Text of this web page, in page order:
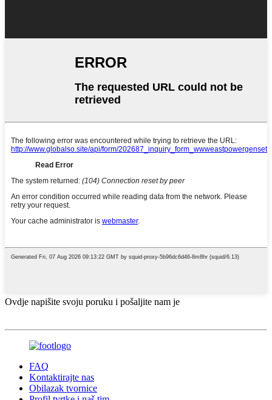
Ovdje napišite svoju poruku i pošaljite nam je
FAQ
Kontaktirajte nas
Obilazak tvornice